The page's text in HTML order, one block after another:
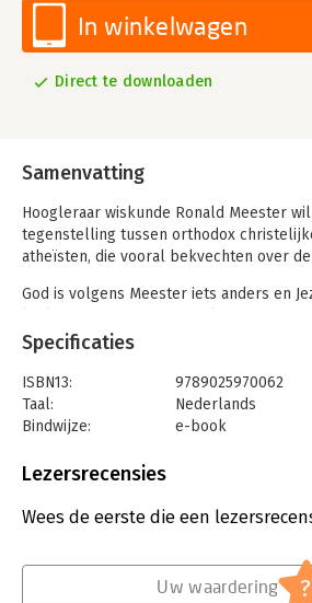
In winkelwagen
Direct te downloaden
Samenvatting
Hoogleraar wiskunde Ronald Meester
tegenstelling tussen orthodox
atheïsten, die vooral bekvechten over
God is volgens Meester iets anders en
maken het voor moderne, redelijk
onmogelijk om geloof aantrekkelijk te
In duidelijke taal laat hij zien dat de
verkondigt, zelfs veel bevat wat gekleurd
wel een bron kan zijn voor een
Dit boek geeft ook aan mensen die hun
gebruiken, ruimte voor spiritualiteit.
Specificaties
ISBN13:
9789025970062
Taal:
Nederlands
Bindwijze:
e-book
Bestandsformaat:
Uitgever:
Ten Have
Filosofie
Lezersrecensies
Wees de eerste die een
Uw waardering ?